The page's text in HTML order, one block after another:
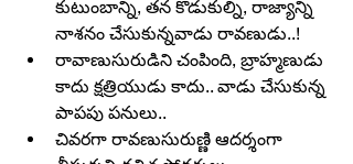
కుటుంబాన్ని, తన కొడుకుల్ని, రాజ్యాన్ని
నాశనం చేసుకున్నవాడు రావణుడు..!
రావాణుసురుడిని చంపింది, బ్రాహ్మణుడు
కాదు క్షత్రియుడు కాదు.. వాడు చేసుకున్న
పాపపు పనులు..
చివరగా రావణుసురుణ్ణి ఆదర్శంగా